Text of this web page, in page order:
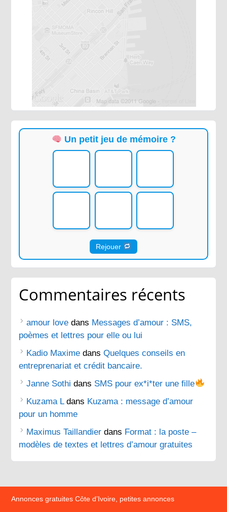
Un petit jeu de mémoire ?
Rejouer
Commentaires récents
amour love dans Messages d’amour : SMS,
poèmes et lettres pour elle ou lui
Kadio Maxime dansQuelques conseils en
entreprenariat et crédit bancaire.
Janne Sothi dans SMS pour ex*i*ter une fille
Kuzama Ldans Kuzama : message d’amour
pour un homme
Maximus Taillandier dans Format : la poste –
modèles de textes et lettres d’amour gratuites
Annonces gratuites Côte d’Ivoire, petites annonces